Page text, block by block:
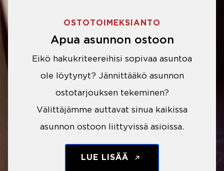
OSTOTOIMEKSIANTO
Apua asunnon ostoon
Eikö hakukriteereihisi sopivaa asuntoa
ole löytynyt? Jännittääkö asunnon
ostotarjouksen tekeminen?
Välittäjämme auttavat sinua kaikissa
asunnon ostoon liittyvissä asioissa.
LUE LISÄÄ